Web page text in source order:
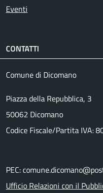
Eventi
CONTATTI
Comune di Dicomano
Piazza della Repubblica, 3
50062 Dicomano
Codice Fiscale/Partita IVA:
PEC:
Ufficio Relazioni con il